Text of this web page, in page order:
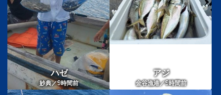
ハゼ
妙典／9時間前
アジ
金谷漁港／9時間前